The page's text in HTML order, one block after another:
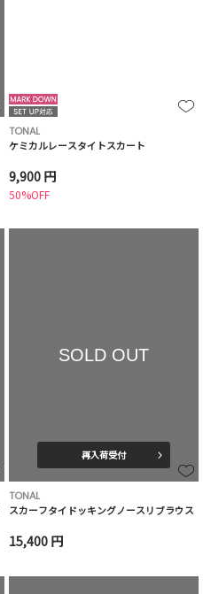
TONAL
ケミカルレースタイトスカート
9,900 円
50%OFF
SOLD OUT
再入荷受付
TONAL
スカーフタイドッキングノースリブラウス
15,400 円